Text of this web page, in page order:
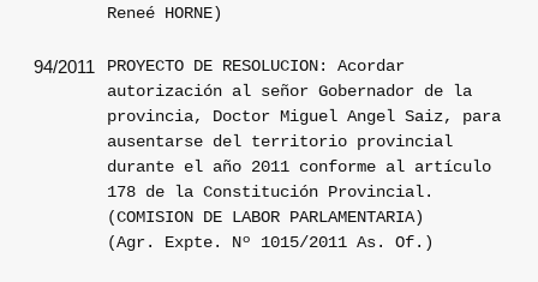
Reneé HORNE)
94/2011
PROYECTO DE RESOLUCION: Acordar
autorización al señor Gobernador de la
provincia, Doctor Miguel Angel Saiz, para
ausentarse del territorio provincial
durante el año 2011 conforme al artículo
178 de la Constitución Provincial.
(COMISION DE LABOR PARLAMENTARIA)
(Agr. Expte. Nº 1015/2011 As. Of.)